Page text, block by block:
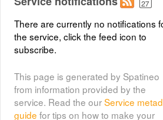
cmTAW (band 1) en cmLAT (band
2) (positief neerwaarts).
Elevation map (unit: m/reference
2012)(WSbi12TTGD20)
Elevation map of the Western
Scheldt, containing both the sand
There are currently no notifications
the service, click the feed icon to
subscribe.
This page is generated by Spatineo
from information provided by the
service. Read the ourService
guide for tips on how to make your